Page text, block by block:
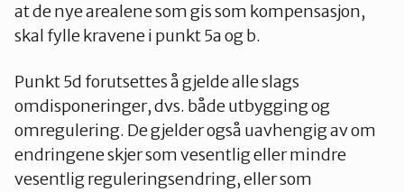
at de nye arealene som gis som kompensasjon,
skal fylle kravene i punkt 5a og b.
Punkt 5d forutsettes å gjelde alle slags
omdisponeringer, dvs. både utbygging og
omregulering. De gjelder også uavhengig av om
endringene skjer som vesentlig eller mindre
vesentlig reguleringsendring, eller som